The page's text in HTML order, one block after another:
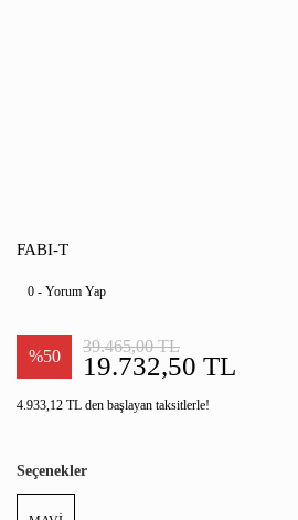
FABI-T
0 - Yorum Yap
%50 19.732,50 TL
39.465,00 TL
4.933,12 TL den başlayan taksitlerle!
Seçenekler